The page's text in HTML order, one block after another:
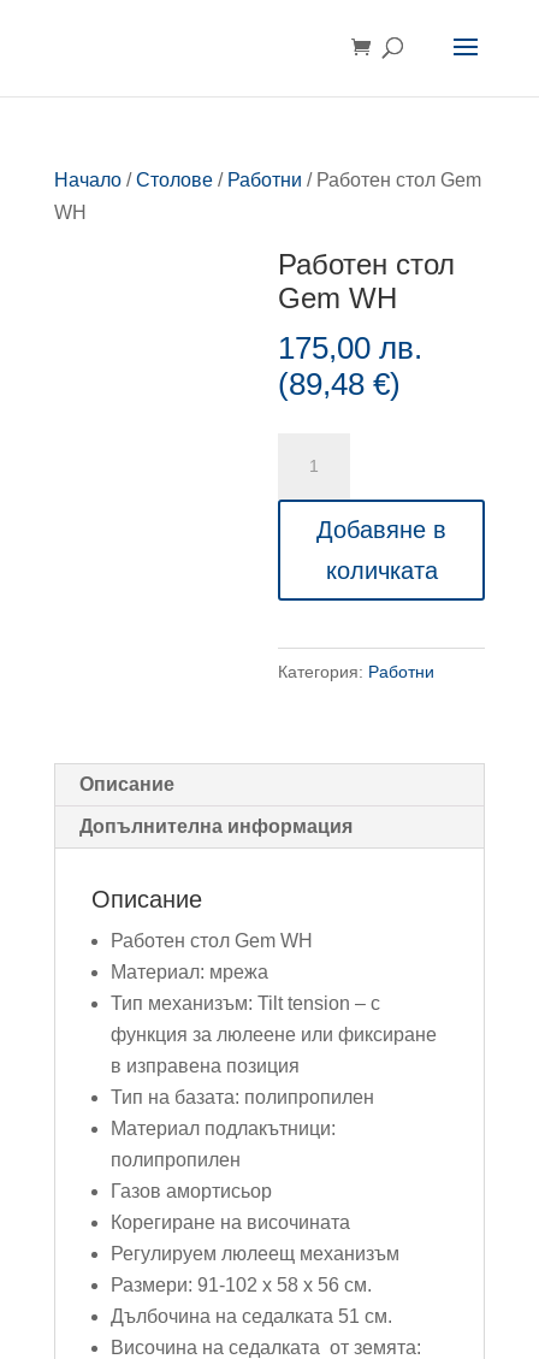
Начало/Столове/ Работни / Работен стол Gem
WH
Работен стол
Gem WH
175,00лв.
(89,48€)
стол
Добавяне в
количката
Категория: Работни
Описание
Допълнителна информация
Описание
Работен стол Gem WH
Материал: мрежа
Тип механизъм: Tilt tension – с
функция за люлеене или фиксиране
в изправена позиция
Тип на базата: полипропилен
Материал подлакътници:
полипропилен
Газов амортисьор
Корегиране на височината
Регулируем люлеещ механизъм
Размери: 91-102 х 58 х 56 см.
Дълбочина на седалката 51 см.
Височина на седалката от земята: